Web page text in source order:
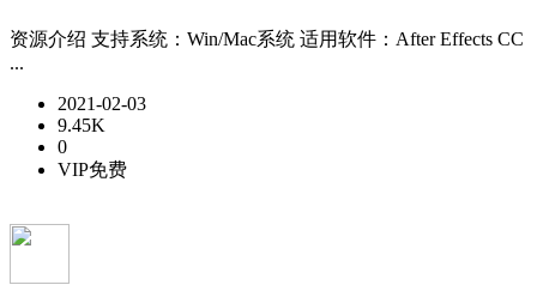
资源介绍 支持系统：Win/Mac系统 适用软件：After Effects CC
...
2021-02-03
9.45K
0
VIP免费